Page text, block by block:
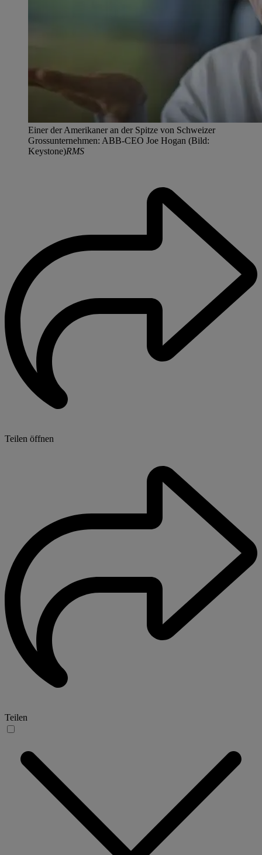
Einer der Amerikaner an der Spitze von Schweizer
Grossunternehmen: ABB-CEO Joe Hogan (Bild:
Keystone)RMS
Teilen öffnen
Teilen